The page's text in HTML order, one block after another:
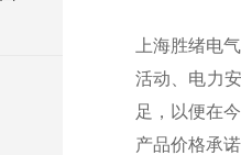
上海胜绪电
活动、电力
足，以便在
产品价格承诺